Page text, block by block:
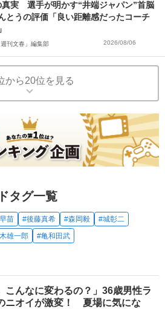
真実 選手が明かす“井端ジャパン”首脳
とうの評価「良い距離感だったコーチ
週刊文春」編集部 2026/08/06
から20位を見る
タグ一覧
苗 #後藤真希 #森岡毅
#城彰二
雄一郎 #亀和田武
こんなに変わるの？」36歳男性ラ
ニオイが激変！ 夏場に気にな